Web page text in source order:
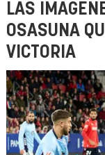
LAS
OSASUNA
VICTORIA